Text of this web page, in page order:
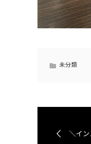
未分類
＼イ